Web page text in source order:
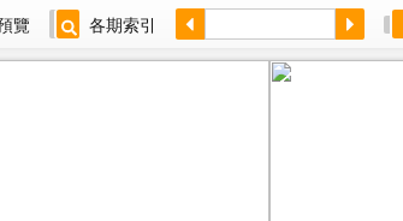
覽 各期索引